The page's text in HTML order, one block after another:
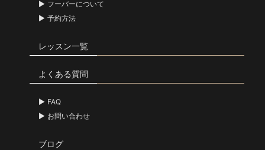
フーバーについて
予約方法
レッスン一覧
よくある質問
FAQ
お問い合わせ
ブログ